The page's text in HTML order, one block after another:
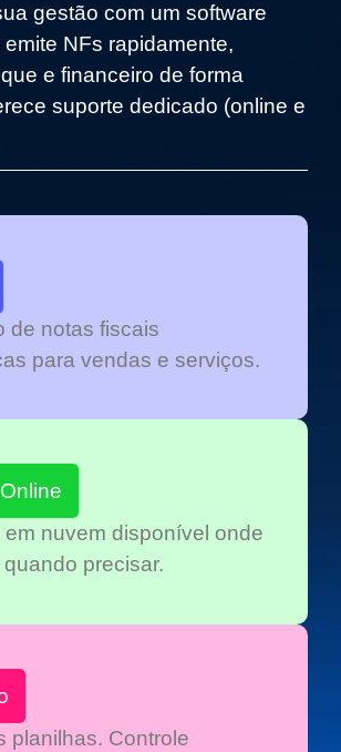
gestão com um software
NFs rapidamente,
e financeiro de forma
suporte dedicado (online e
de notas fiscais
para vendas e serviços.
em nuvem disponível onde
precisar.
planilhas. Controle